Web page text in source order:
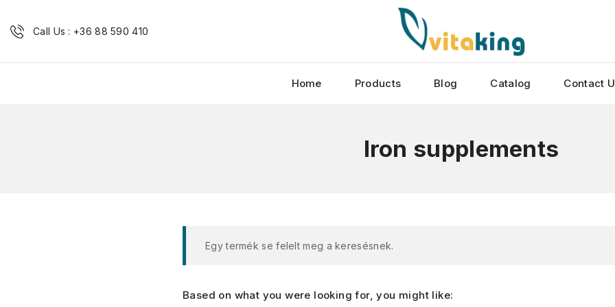
Call Us : +36 88 590 410
Home Products Blog Catalog Contact
Iron supplements
Egy termék se felelt meg a keresésnek.
Based on what you were looking for, you might like: